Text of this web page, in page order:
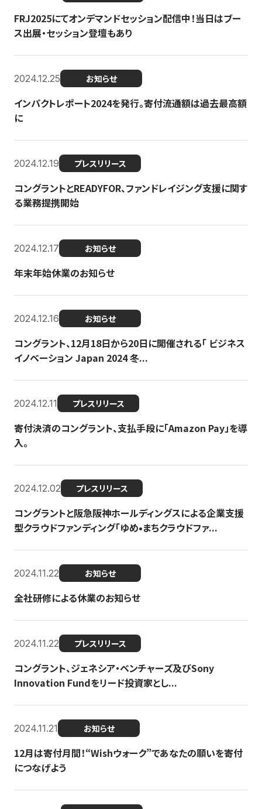
FRJ2025にてオンデマンドセッション配信中！当日はブー
ス出展・セッション登壇もあり
2024.12.25 お知らせ
インパクトレポート2024を発行。寄付流通額は過去最高額
に
2024.12.19 プレスリリース
コングラントとREADYFOR、ファンドレイジング支援に関す
る業務提携開始
2024.12.17 お知らせ
年末年始休業のお知らせ
2024.12.16 お知らせ
コングラント、12月18日から20日に開催される「 ビジネス
イノベーション Japan 2024 冬...
2024.12.11 プレスリリース
寄付決済のコングラント、支払手段に「Amazon Pay」を導
入。
2024.12.02 プレスリリース
コングラントと阪急阪神ホールディングスによる企業支援
型クラウドファンディング「ゆめ•まちクラウドファ...
2024.11.22 お知らせ
全社研修による休業のお知らせ
2024.11.22 プレスリリース
コングラント、ジェネシア・ベンチャーズ及びSony
Innovation Fundをリード投資家とし...
2024.11.21 お知らせ
12月は寄付月間！“Wishウォーク”であなたの願いを寄付
につなげよう